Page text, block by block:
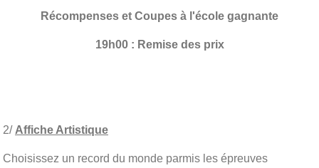
Récompenses et Coupes à l'école gagnante
19h00 : Remise des prix
2/ Affiche Artistique
Choisissez un record du monde parmis les épreuves